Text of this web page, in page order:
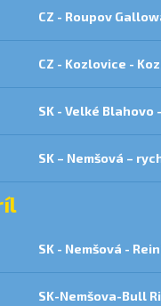
CZ - Roupov
CZ - Kozlovice -
SK - Velké Blahovo
SK – Nemšová –
SK - Nemšová -
SK-Nemšova-Bull